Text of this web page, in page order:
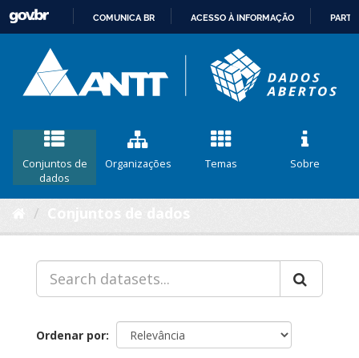
CONTEÚDO
COMUNICA BR ACESSO À INFORMAÇÃO
Conjuntos de
dados
Organizações Temas Sobre
Ordenar por